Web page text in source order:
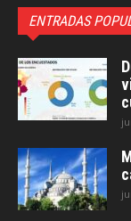
ENTRADAS